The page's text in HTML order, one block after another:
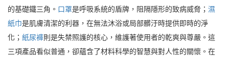
的基礎鐵三角。 口罩是呼吸系統的盾牌，阻隔隱形的致病威脅； 濕
紙巾是肌膚清潔的利器，在無法沐浴或局部髒汙時提供即時的淨
化； 紙尿褲則是失禁照護的核心，維護著使用者的乾爽與尊嚴。這
三項產品看似普通，卻蘊含了材料科學的智慧與對人性的關懷。在